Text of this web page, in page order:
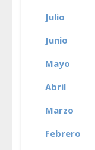
Julio
Junio
Mayo
Abril
Marzo
Febrero